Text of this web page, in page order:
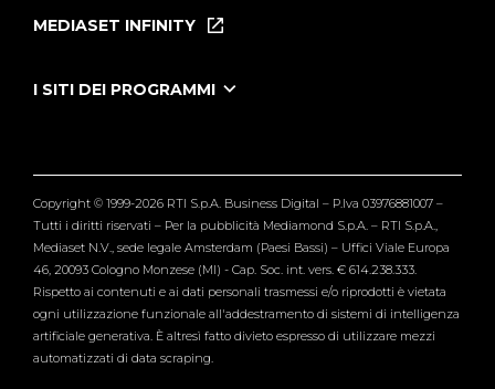
Le Iene Presentano Inside
Tutti i servizi
MEDIASET INFINITY
I SITI DEI PROGRAMMI
Verissimo
Copyright © 1999-2026 RTI S.p.A. Business Digital – P.Iva 03976881007 –
Tutti i diritti riservati – Per la pubblicità Mediamond S.p.A. – RTI S.p.A.,
Mediaset N.V., sede legale Amsterdam (Paesi Bassi) – Uffici Viale Europa
46, 20093 Cologno Monzese (MI) - Cap. Soc. int. vers. € 614.238.333.
Rispetto ai contenuti e ai dati personali trasmessi e/o riprodotti è vietata
ogni utilizzazione funzionale all'addestramento di sistemi di intelligenza
artificiale generativa. È altresì fatto divieto espresso di utilizzare mezzi
automatizzati di data scraping.